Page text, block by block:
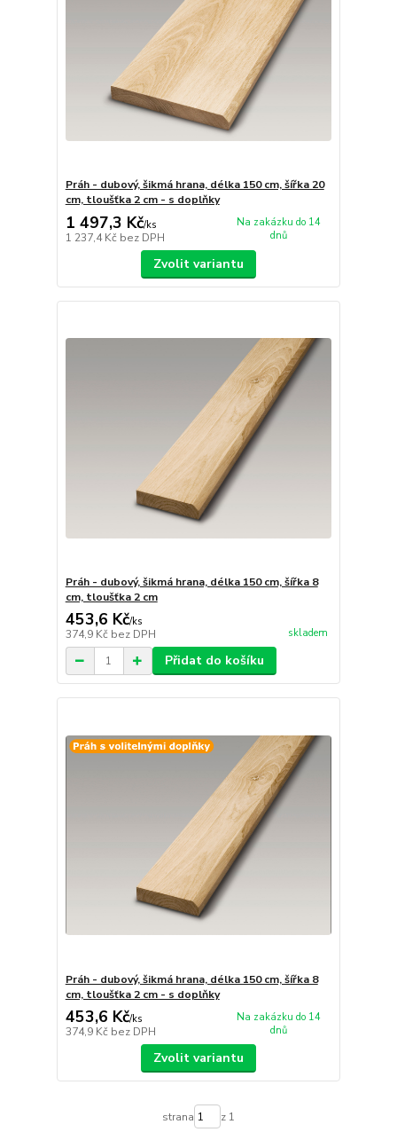
Práh - dubový, šikmá hrana, délka 150 cm, šířka 20
cm, tloušťka 2 cm - s doplňky
1 497,3 Kč/ks
1 237,4 Kč bez DPH
Na zakázku do 14
dnů
Zvolit variantu
Práh - dubový, šikmá hrana, délka 150 cm, šířka 8
cm, tloušťka 2 cm
453,6 Kč/ks
374,9 Kč bez DPH skladem
Přidat do košíku
Práh - dubový, šikmá hrana, délka 150 cm, šířka 8
cm, tloušťka 2 cm - s doplňky
453,6 Kč/ks
374,9 Kč bez DPH
Na zakázku do 14
dnů
Zvolit variantu
strana z 1